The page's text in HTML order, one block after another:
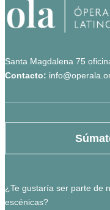
Santa Magdalena 75
Contacto:
¿Te gustaría ser parte de
escénicas?